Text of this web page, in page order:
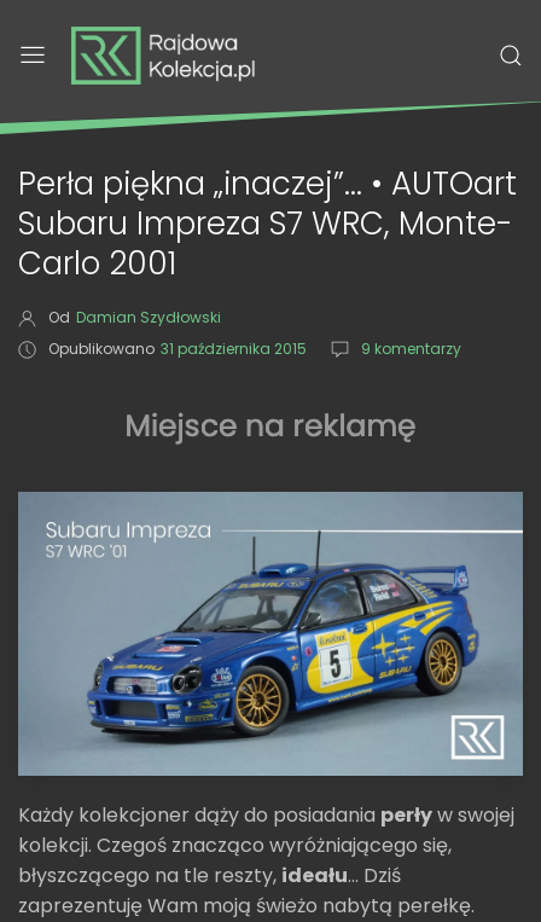
Perła piękna „inaczej”... • AUTOart
Subaru Impreza S7 WRC, Monte-
Carlo 2001
Od Damian Szydłowski
Opublikowano 31 października 2015 9 komentarzy
Każdy kolekcjoner dąży do posiadania perływ swojej
kolekcji. Czegoś znacząco wyróżniającego się,
błyszczącego na tle reszty, ideału... Dziś
zaprezentuję Wam moją świeżo nabytą perełkę.